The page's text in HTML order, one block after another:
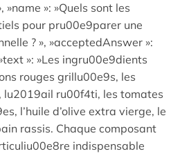
»name »: »Quels sont les
pour pru00e9parer une
? », »acceptedAnswer »:
»: »Les ingru00e9dients
rouges grillu00e9s, les
lu2019ail ru00f4ti, les tomates
l’huile d’olive extra vierge, le
rassis. Chaque composant
indispensable